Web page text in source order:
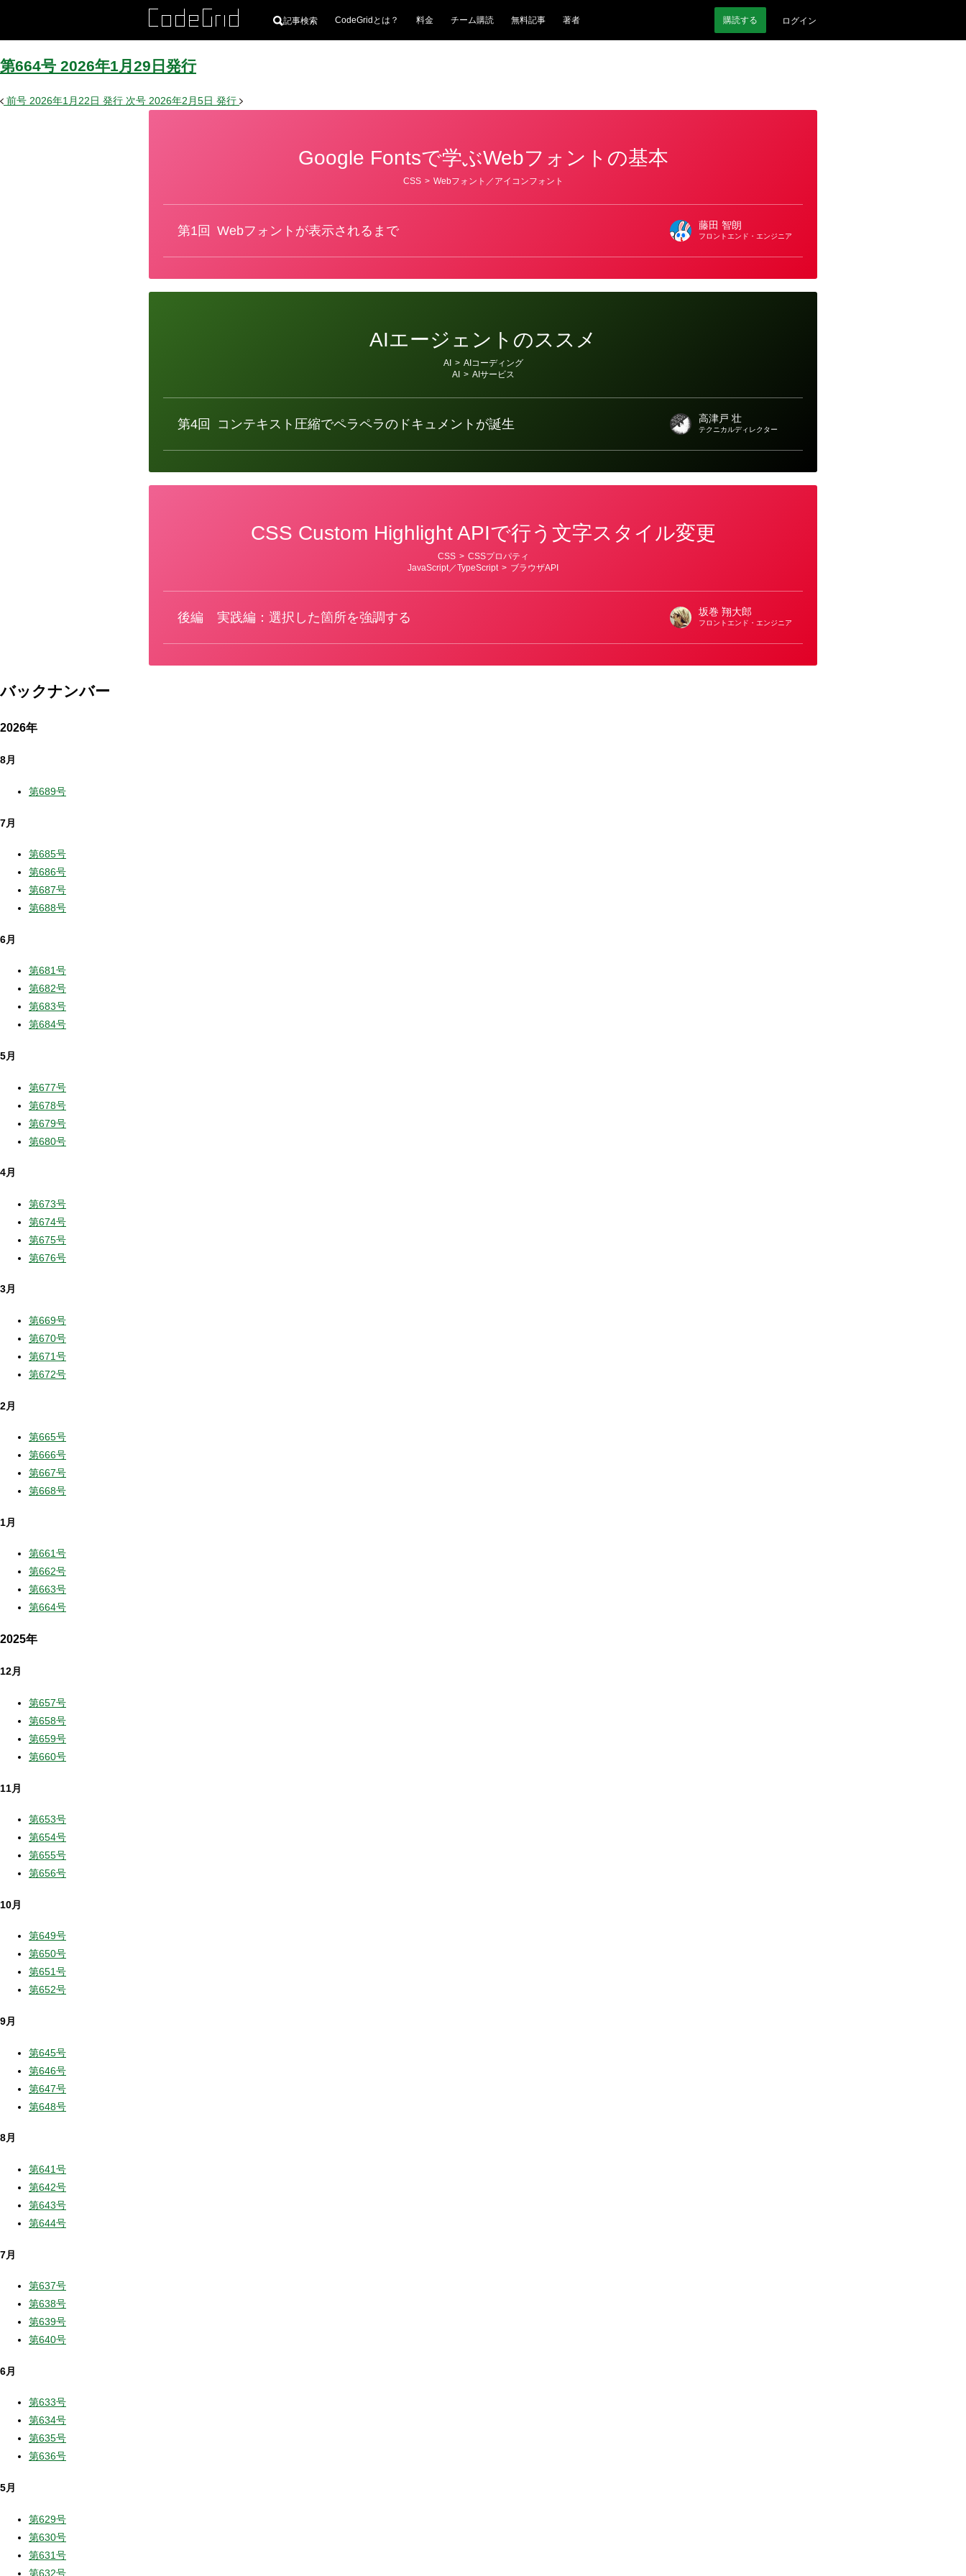
記事検索 CodeGridとは？ 料金 チーム購読 無料記事 著者 購読する ログイン
第664号 2026年1 月 29 日 発行
前号 2026年1月22日 発行 次号 2026年2月5日 発行
Google Fontsで学ぶWebフォントの基本
CSS > Webフォント／アイコンフォント
第1回 Webフォントが表示されるまで 藤田 智朗
フロントエンド・エンジニア
AIエージェントのススメ
AI > AIコーディング
AI > AIサービス
第4回 コンテキスト圧縮でペラペラのドキュメントが誕生 高津戸 壮
テクニカルディレクター
CSS Custom Highlight APIで行う文字スタイル変更
CSS > CSSプロパティ
JavaScript／TypeScript > ブラウザAPI
後編 実践編：選択した箇所を強調する 坂巻 翔大郎
フロントエンド・エンジニア
バックナンバー
2026年
8月
第689号
7月
第685号
第686号
第687号
第688号
6月
第681号
第682号
第683号
第684号
5月
第677号
第678号
第679号
第680号
4月
第673号
第674号
第675号
第676号
3月
第669号
第670号
第671号
第672号
2月
第665号
第666号
第667号
第668号
1月
第661号
第662号
第663号
第664号
2025年
12月
第657号
第658号
第659号
第660号
11月
第653号
第654号
第655号
第656号
10月
第649号
第650号
第651号
第652号
9月
第645号
第646号
第647号
第648号
8月
第641号
第642号
第643号
第644号
7月
第637号
第638号
第639号
第640号
6月
第633号
第634号
第635号
第636号
5月
第629号
第630号
第631号
第632号